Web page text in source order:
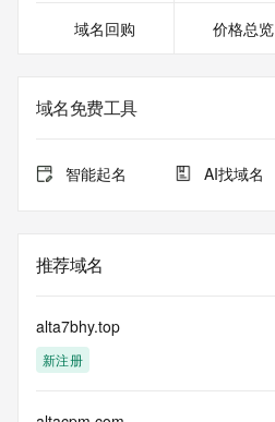
域名回购 价格总览
域名免费工具
智能起名 AI找域名
推荐域名
alta7bhy.top
新注册